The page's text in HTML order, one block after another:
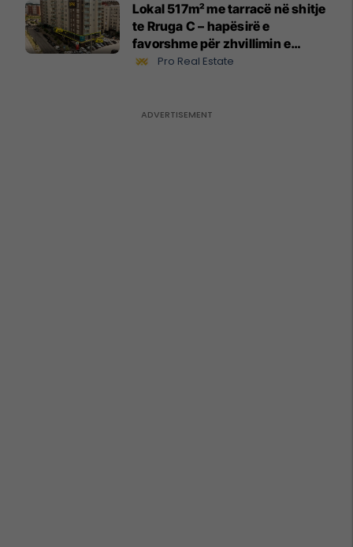
Lokal 517m² me tarracë në shitje
te Rruga C – hapësirë e
favorshme për zhvillimin e
biznesit #15796
Pro Real Estate